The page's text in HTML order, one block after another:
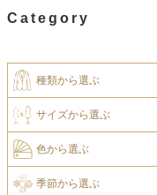
Category
種類から選ぶ
サイズから選ぶ
色から選ぶ
季節から選ぶ